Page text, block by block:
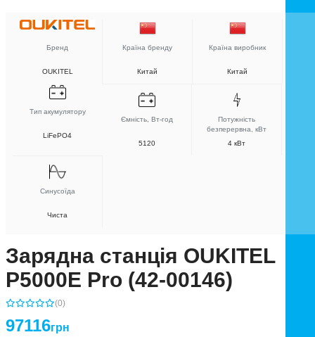
Бренд
OUKITEL
Країна бренду
Китай
Країна виробник
Китай
Тип акумулятору
LiFePO4
Ємність, Вт-год
5120
Потужність
безперервна, кВт
4 кВт
Синусоїда
Чиста
Зарядна станція OUKITEL
P5000E Pro (42-00146)
(0)
97116грн